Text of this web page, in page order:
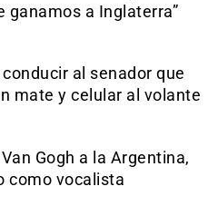
ganamos a Inglaterra”
al senador que
mate y celular al volante
Gogh a la Argentina,
como vocalista